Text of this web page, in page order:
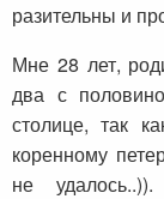
разительны и
Мне 28 лет,
два с
столице, так
коренному
не